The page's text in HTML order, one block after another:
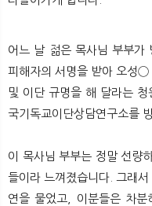
어느 날 젊은 목사님 부부가
피해자의 서명을 받아 오성
및 이단 규명을 해 달라는
국기독교이단상담연구소를
이 목사님 부부는 정말 선량
들이라 느껴졌습니다. 그래
연을 물었고, 이분들은 차